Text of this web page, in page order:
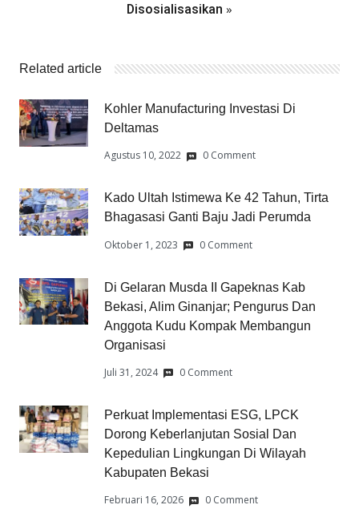
Disosialisasikan »
Related article
Kohler Manufacturing Investasi Di
Deltamas
Agustus 10, 2022 0 Comment
Kado Ultah Istimewa Ke 42 Tahun, Tirta
Bhagasasi Ganti Baju Jadi Perumda
Oktober 1, 2023 0 Comment
Di Gelaran Musda II Gapeknas Kab
Bekasi, Alim Ginanjar; Pengurus Dan
Anggota Kudu Kompak Membangun
Organisasi
Juli 31, 2024 0 Comment
Perkuat Implementasi ESG, LPCK
Dorong Keberlanjutan Sosial Dan
Kepedulian Lingkungan Di Wilayah
Kabupaten Bekasi
Februari 16, 2026 0 Comment